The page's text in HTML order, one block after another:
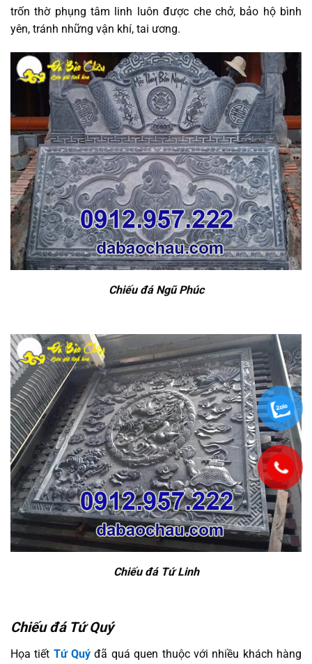
trốn thờ phụng tâm linh luôn được che chở, bảo hộ bình
yên, tránh những vận khí, tai ương.
Chiếu đá Ngũ Phúc
Chiếu đá Tứ Linh
Chiếu đá Tứ Quý
Họa tiết Tứ Quý đã quá quen thuộc với nhiều khách hàng